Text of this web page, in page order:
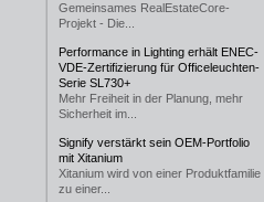
Gemeinsames RealEstateCore-
Projekt - Die...
Performance in Lighting erhält ENEC-
VDE-Zertifizierung für Officeleuchten-
Serie SL730+
Mehr Freiheit in der Planung, mehr
Sicherheit im...
Signify verstärkt sein OEM-Portfolio
mit Xitanium
Xitanium wird von einer Produktfamilie
zu einer...